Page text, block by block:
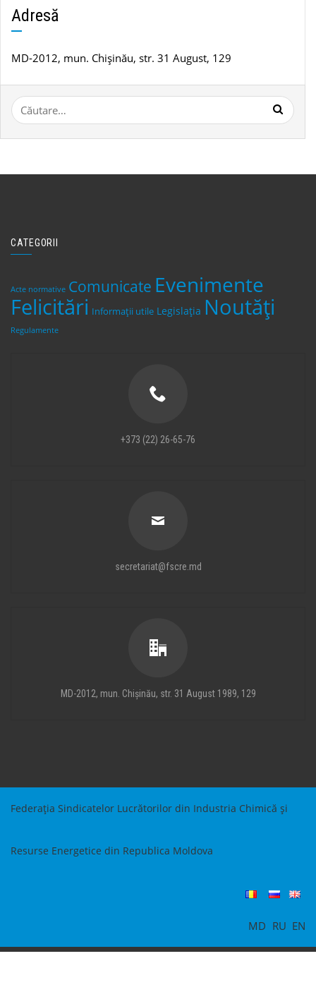
știri
Adresă
MD-2012, mun. Chișinău, str. 31 August, 129
Caută
după:
CATEGORII
Acte normative Comunicate Evenimente
Felicitări Informații utile Legislaţia Noutăți
Regulamente
+373 (22) 26-65-76
secretariat@fscre.md
MD-2012, mun. Chișinău, str. 31 August 1989, 129
Federația Sindicatelor Lucrătorilor din Industria Chimică și
Resurse Energetice din Republica Moldova
MD RU EN